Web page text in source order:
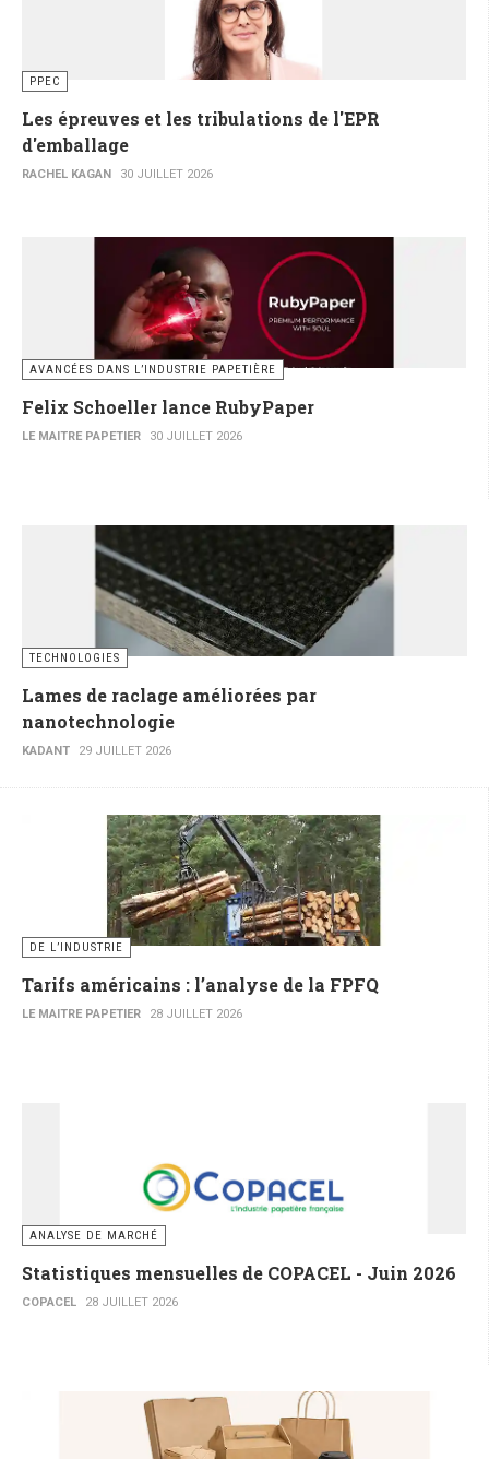
PPEC
Les épreuves et les tribulations de l'EPR
d'emballage
RACHEL KAGAN 30 JUILLET 2026
AVANCÉES DANS L’INDUSTRIE PAPETIÈRE
Felix Schoeller lance RubyPaper
LE MAITRE PAPETIER 30 JUILLET 2026
TECHNOLOGIES
Lames de raclage améliorées par
nanotechnologie
KADANT 29 JUILLET 2026
DE L’INDUSTRIE
Tarifs américains : l’analyse de la FPFQ
LE MAITRE PAPETIER 28 JUILLET 2026
ANALYSE DE MARCHÉ
Statistiques mensuelles de COPACEL - Juin 2026
COPACEL 28 JUILLET 2026